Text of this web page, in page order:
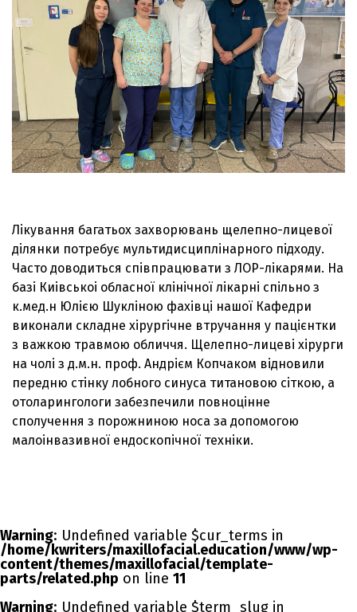
Лікування багатьох захворювань щелепно-лицевої
ділянки потребує мультидисциплінарного підходу.
Часто доводиться співпрацювати з ЛОР-лікарями. На
базі Киівськоі обласної клінічної лікарні спільно з
к.мед.н Юлією Шукліною фахівці нашої Кафедри
виконали складне хірургічне втручання у пацієнтки
з важкою травмою обличчя. Щелепно-лицеві хірурги
на чолі з д.м.н. проф. Андрієм Копчаком відновили
передню стінку лобного синуса титановою сіткою, а
отоларингологи забезпечили повноцінне
сполучення з порожниною носа за допомогою
малоінвазивної ендоскопічної техніки.
Warning: Undefined variable $cur_terms in
/home/kwriters/maxillofacial.education/www/wp-
content/themes/maxillofacial/template-
parts/related.php on line 11
Warning: Undefined variable $term_slug in